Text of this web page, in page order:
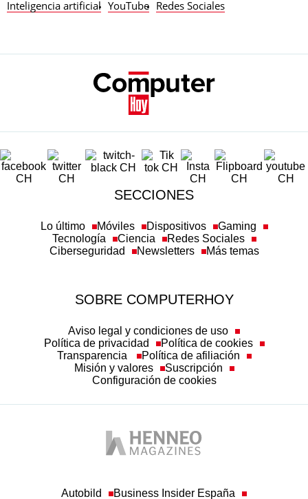
Inteligencia artificial YouTube Redes Sociales
SECCIONES
Lo último Móviles Dispositivos
Gaming
Tecnología
Ciencia
Redes Sociales
Ciberseguridad
Newsletters Más temas
SOBRE COMPUTERHOY
Aviso legal y condiciones de uso
Política de privacidad
Política de cookies
Transparencia
Política de afiliación
Misión y valores
Suscripción
Configuración de cookies
Autobild Business Insider España